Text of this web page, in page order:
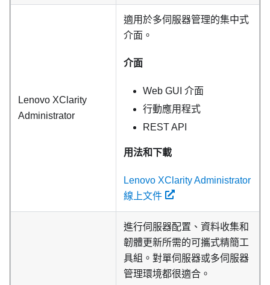
Lenovo XClarity
Administrator
適用於多伺服器管理的集中式
介面。
介面
Web GUI 介面
行動應用程式
REST API
用法和下載
Lenovo XClarity Administrator
線上文件
進行伺服器配置、資料收集和
韌體更新所需的可攜式精簡工
具組。對單伺服器或多伺服器
管理環境都很適合。